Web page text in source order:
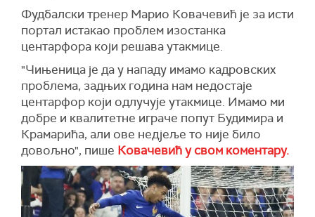
Фудбалски тренер Марио Ковачевић је за исти
портал истакао проблем изостанка
центарфора који решава утакмице.
"Чињеница је да у нападу имамо кадровских
проблема, задњих година нам недостаје
центарфор који одлучује утакмице. Имамо ми
добре и квалитетне играче попут Будимира и
Крамарића, али ове недјеље то није било
довољно", пише Ковачевић у свом коментару.